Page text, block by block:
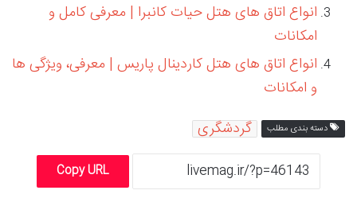
انواع اتاق های هتل حیات کانبرا | معرفی کامل و
امکانات
انواع اتاق های هتل کاردینال پاریس | معرفی، ویژگی ها
و امکانات
دسته بندی مطلب گردشگری
Copy URL